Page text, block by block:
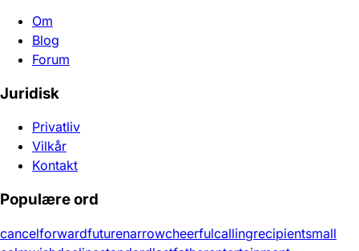
Om
Blog
Forum
Juridisk
Privatliv
Vilkår
Kontakt
Populære ord
cancelforwardfuturenarrowcheerfulcallingrecipientsmall